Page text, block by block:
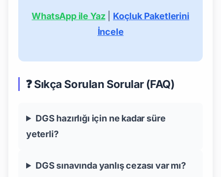
WhatsApp ile Yaz| Koçluk Paketlerini
İncele
❓ Sıkça Sorulan Sorular (FAQ)
DGS hazırlığı için ne kadar süre
yeterli?
DGS sınavında yanlış cezası var mı?